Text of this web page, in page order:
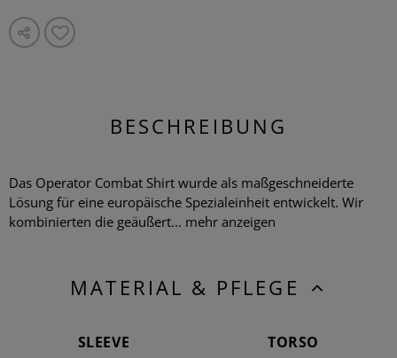
BESCHREIBUNG
Das Operator Combat Shirt wurde als maßgeschneiderte
Lösung für eine europäische Spezialeinheit entwickelt. Wir
kombinierten die geäußert... mehr anzeigen
MATERIAL & PFLEGE
SLEEVE TORSO